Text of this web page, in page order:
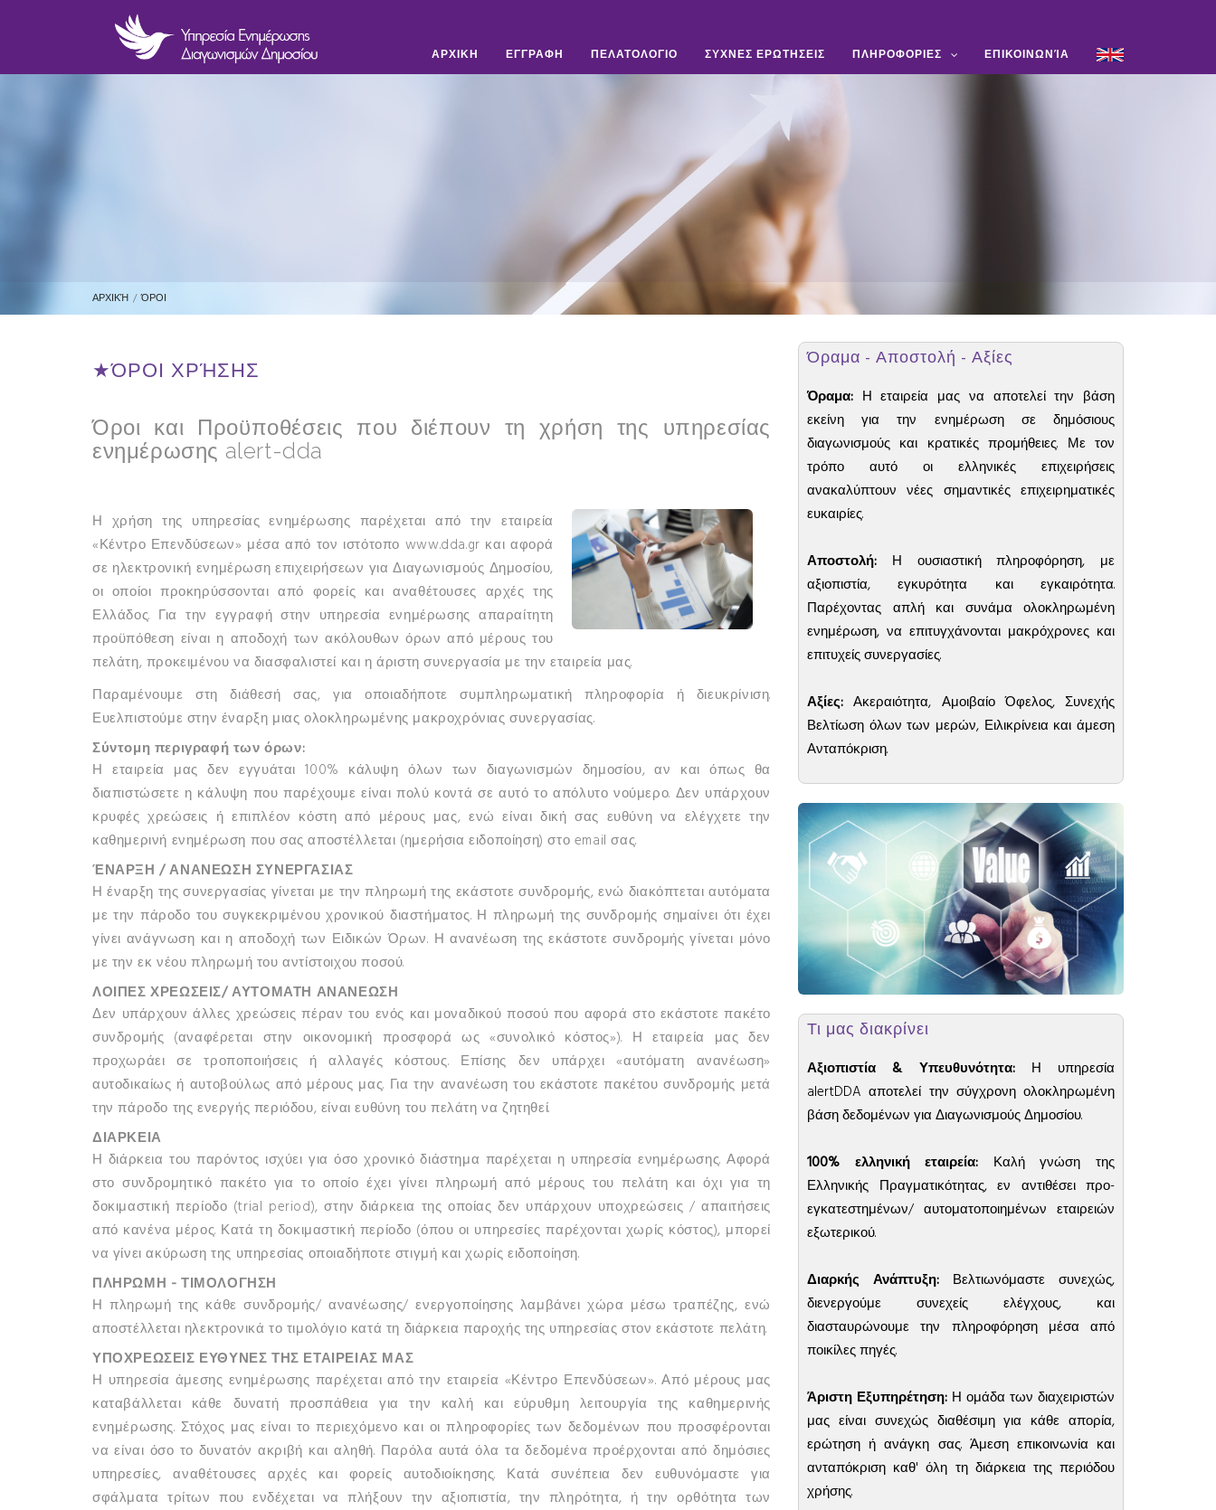
ΑΡΧΙΚΗ ΕΓΓΡΑΦΗ ΠΕΛΑΤΟΛΟΓΙΟ ΣΥΧΝΕΣ ΕΡΩΤΗΣΕΙΣ ΠΛΗΡΟΦΟΡΙΕΣ ΕΠΙΚΟΙΝΩΝΊΑ
ΑΡΧΙΚΉ / ΌΡΟΙ
★ΌΡΟΙ ΧΡΉΣΗΣ
Όροι και Προϋποθέσεις που διέπουν τη χρήση της υπηρεσίας
ενημέρωσης alert-dda
Η χρήση της υπηρεσίας ενημέρωσης παρέχεται από την εταιρεία
«Κέντρο Επενδύσεων» μέσα από τον ιστότοπο www.dda.gr και αφορά
σε ηλεκτρονική ενημέρωση επιχειρήσεων για Διαγωνισμούς Δημοσίου,
οι οποίοι προκηρύσσονται από φορείς και αναθέτουσες αρχές της
Ελλάδος. Για την εγγραφή στην υπηρεσία ενημέρωσης απαραίτητη
προϋπόθεση είναι η αποδοχή των ακόλουθων όρων από μέρους του
πελάτη, προκειμένου να διασφαλιστεί και η άριστη συνεργασία με την εταιρεία μας.
Παραμένουμε στη διάθεσή σας, για οποιαδήποτε συμπληρωματική πληροφορία ή διευκρίνιση.
Ευελπιστούμε στην έναρξη μιας ολοκληρωμένης μακροχρόνιας συνεργασίας.
Σύντομη περιγραφή των όρων:
Η εταιρεία μας δεν εγγυάται 100% κάλυψη όλων των διαγωνισμών δημοσίου, αν και όπως θα
διαπιστώσετε η κάλυψη που παρέχουμε είναι πολύ κοντά σε αυτό το απόλυτο νούμερο. Δεν υπάρχουν
κρυφές χρεώσεις ή επιπλέον κόστη από μέρους μας, ενώ είναι δική σας ευθύνη να ελέγχετε την
καθημερινή ενημέρωση που σας αποστέλλεται (ημερήσια ειδοποίηση) στο email σας.
ΈΝΑΡΞΗ / ΑΝΑΝΕΩΣΗ ΣΥΝΕΡΓΑΣΙΑΣ
Η έναρξη της συνεργασίας γίνεται με την πληρωμή της εκάστοτε συνδρομής, ενώ διακόπτεται αυτόματα
με την πάροδο του συγκεκριμένου χρονικού διαστήματος. Η πληρωμή της συνδρομής σημαίνει ότι έχει
γίνει ανάγνωση και η αποδοχή των Ειδικών Όρων. Η ανανέωση της εκάστοτε συνδρομής γίνεται μόνο
με την εκ νέου πληρωμή του αντίστοιχου ποσού.
ΛΟΙΠΕΣ ΧΡΕΩΣΕΙΣ/ ΑΥΤΟΜΑΤΗ ΑΝΑΝΕΩΣΗ
Δεν υπάρχουν άλλες χρεώσεις πέραν του ενός και μοναδικού ποσού που αφορά στο εκάστοτε πακέτο
συνδρομής (αναφέρεται στην οικονομική προσφορά ως «συνολικό κόστος»). Η εταιρεία μας δεν
προχωράει σε τροποποιήσεις ή αλλαγές κόστους. Επίσης δεν υπάρχει «αυτόματη ανανέωση»
αυτοδικαίως ή αυτοβούλως από μέρους μας. Για την ανανέωση του εκάστοτε πακέτου συνδρομής μετά
την πάροδο της ενεργής περιόδου, είναι ευθύνη του πελάτη να ζητηθεί.
ΔΙΑΡΚΕΙΑ
Η διάρκεια του παρόντος ισχύει για όσο χρονικό διάστημα παρέχεται η υπηρεσία ενημέρωσης. Αφορά
στο συνδρομητικό πακέτο για το οποίο έχει γίνει πληρωμή από μέρους του πελάτη και όχι για τη
δοκιμαστική περίοδο (trial period), στην διάρκεια της οποίας δεν υπάρχουν υποχρεώσεις / απαιτήσεις
από κανένα μέρος. Κατά τη δοκιμαστική περίοδο (όπου οι υπηρεσίες παρέχονται χωρίς κόστος), μπορεί
να γίνει ακύρωση της υπηρεσίας οποιαδήποτε στιγμή και χωρίς ειδοποίηση.
ΠΛΗΡΩΜΗ - ΤΙΜΟΛΟΓΗΣΗ
Η πληρωμή της κάθε συνδρομής/ ανανέωσης/ ενεργοποίησης λαμβάνει χώρα μέσω τραπέζης, ενώ
αποστέλλεται ηλεκτρονικά το τιμολόγιο κατά τη διάρκεια παροχής της υπηρεσίας στον εκάστοτε πελάτη.
ΥΠΟΧΡΕΩΣΕΙΣ ΕΥΘΥΝΕΣ ΤΗΣ ΕΤΑΙΡΕΙΑΣ ΜΑΣ
Η υπηρεσία άμεσης ενημέρωσης παρέχεται από την εταιρεία «Κέντρο Επενδύσεων». Από μέρους μας
καταβάλλεται κάθε δυνατή προσπάθεια για την καλή και εύρυθμη λειτουργία της καθημερινής
ενημέρωσης. Στόχος μας είναι το περιεχόμενο και οι πληροφορίες των δεδομένων που προσφέρονται
να είναι όσο το δυνατόν ακριβή και αληθή. Παρόλα αυτά όλα τα δεδομένα προέρχονται από δημόσιες
υπηρεσίες, αναθέτουσες αρχές και φορείς αυτοδιοίκησης. Κατά συνέπεια δεν ευθυνόμαστε για
σφάλματα τρίτων που ενδέχεται να πλήξουν την αξιοπιστία, την πληρότητα, ή την ορθότητα των
Όραμα - Αποστολή - Αξίες
Όραμα: Η εταιρεία μας να αποτελεί την βάση
εκείνη για την ενημέρωση σε δημόσιους
διαγωνισμούς και κρατικές προμήθειες. Με τον
τρόπο αυτό οι ελληνικές επιχειρήσεις
ανακαλύπτουν νέες σημαντικές επιχειρηματικές
ευκαιρίες.
Αποστολή: Η ουσιαστική πληροφόρηση, με
αξιοπιστία, εγκυρότητα και εγκαιρότητα.
Παρέχοντας απλή και συνάμα ολοκληρωμένη
ενημέρωση, να επιτυγχάνονται μακρόχρονες και
επιτυχείς συνεργασίες.
Αξίες: Ακεραιότητα, Αμοιβαίο Όφελος, Συνεχής
Βελτίωση όλων των μερών, Ειλικρίνεια και άμεση
Ανταπόκριση.
Τι μας διακρίνει
Αξιοπιστία & Υπευθυνότητα:Η υπηρεσία
alertDDA αποτελεί την σύγχρονη ολοκληρωμένη
βάση δεδομένων για Διαγωνισμούς Δημοσίου.
100% ελληνική εταιρεία: Καλή γνώση της
Ελληνικής Πραγματικότητας, εν αντιθέσει προ-
εγκατεστημένων/ αυτοματοποιημένων εταιρειών
εξωτερικού.
Διαρκής Ανάπτυξη: Βελτιωνόμαστε συνεχώς,
διενεργούμε συνεχείς ελέγχους, και
διασταυρώνουμε την πληροφόρηση μέσα από
ποικίλες πηγές.
Άριστη Εξυπηρέτηση: Η ομάδα των διαχειριστών
μας είναι συνεχώς διαθέσιμη για κάθε απορία,
ερώτηση ή ανάγκη σας. Άμεση επικοινωνία και
ανταπόκριση καθ' όλη τη διάρκεια της περιόδου
χρήσης.